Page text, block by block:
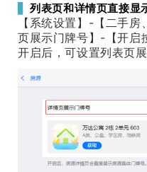
▋列表页和详情页直接显
【系统设置】-【二手
页展示门牌号】-【开启
开启后，可设置列表页